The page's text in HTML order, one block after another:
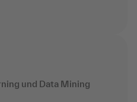
und Data Mining